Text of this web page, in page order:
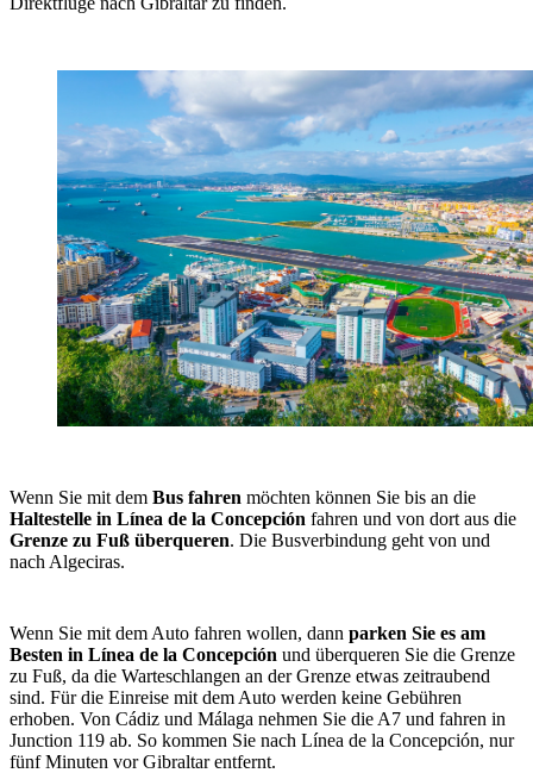
Wenn Sie mit dem Bus fahren möchten können Sie bis an die
Haltestelle in Línea de la Concepción fahren und von dort aus die
Grenze zu Fuß überqueren. Die Busverbindung geht von und
nach Algeciras.
Wenn Sie mit dem Auto fahren wollen, dann parken Sie es am
Besten in Línea de la Concepción und überqueren Sie die Grenze
zu Fuß, da die Warteschlangen an der Grenze etwas zeitraubend
sind. Für die Einreise mit dem Auto werden keine Gebühren
erhoben. Von Cádiz und Málaga nehmen Sie die A7 und fahren in
Junction 119 ab. So kommen Sie nach Línea de la Concepción, nur
fünf Minuten vor Gibraltar entfernt.